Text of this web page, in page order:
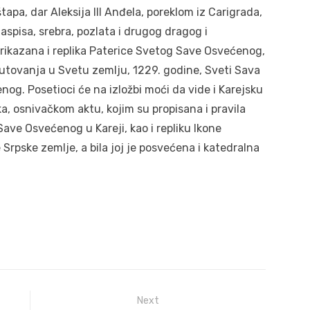
dar Aleksija III Anđela, poreklom iz Carigrada,
srebra, pozlata i drugog dragog i
i replika Paterice Svetog Save Osvećenog,
u Svetu zemlju, 1229. godine, Sveti Sava
Posetioci će na izložbi moći da vide i Karejsku
osnivačkom aktu, kojim su propisana i pravila
Osvećenog u Kareji, kao i repliku Ikone
zemlje, a bila joj je posvećena i katedralna
Next